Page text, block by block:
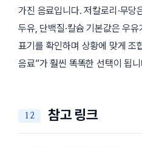
가진 음료입니다. 저칼로리·무당
두유, 단백질·칼슘 기본값은 우
표기를 확인하며 상황에 맞게 조
음료”가 훨씬 똑똑한 선택이 됩
참고 링크